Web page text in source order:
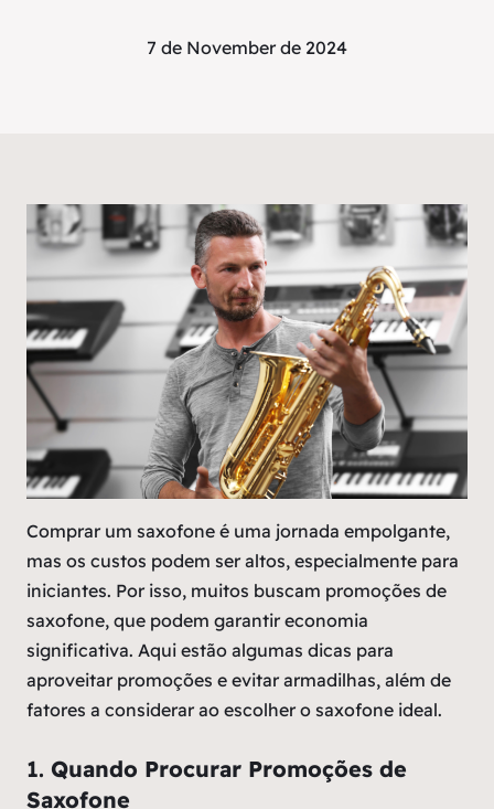
7 de November de 2024
Comprar um saxofone é uma jornada empolgante,
mas os custos podem ser altos, especialmente para
iniciantes. Por isso, muitos buscam promoções de
saxofone, que podem garantir economia
significativa. Aqui estão algumas dicas para
aproveitar promoções e evitar armadilhas, além de
fatores a considerar ao escolher o saxofone ideal.
1. Quando Procurar Promoções de
Saxofone